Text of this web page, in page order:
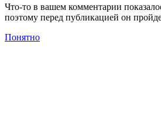
Что-то в вашем комментарии
поэтому перед публикацией он
Понятно